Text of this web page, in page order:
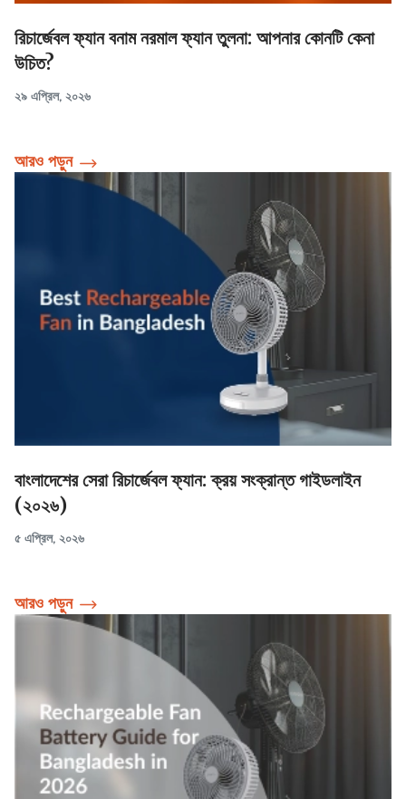
রিচার্জেবল ফ্যান বনাম নরমাল ফ্যান তুলনা: আপনার কোনটি কেনা
উচিত?
২৯ এপ্রিল, ২০২৬
আরও পড়ুন
বাংলাদেশের সেরা রিচার্জেবল ফ্যান: ক্রয় সংক্রান্ত গাইডলাইন
(২০২৬)
৫ এপ্রিল, ২০২৬
আরও পড়ুন